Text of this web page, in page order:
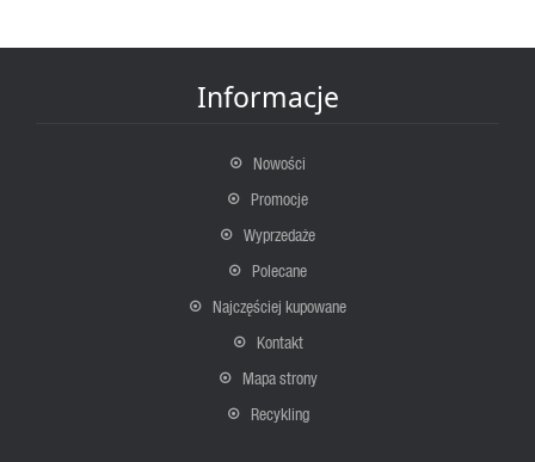
Informacje
Nowości
Promocje
Wyprzedaże
Polecane
Najczęściej kupowane
Kontakt
Mapa strony
Recykling